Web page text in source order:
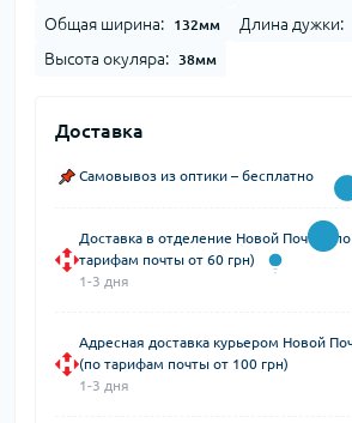
Общая ширина: 132мм Длина дужки:
Высота окуляра: 38мм
Доставка
Самовывоз из оптики – бесплатно
Доставка в отделение Новой Почты (по
тарифам почты от 60 грн)
1-3 дня
Адресная доставка курьером Новой
(по тарифам почты от 100 грн)
1-3 дня